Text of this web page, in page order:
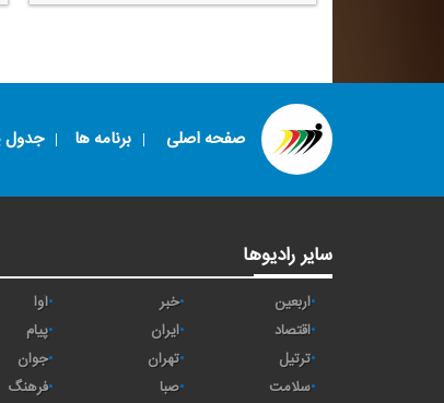
صفحه اصلی برنامه ها
سایر رادیوها
اربعین خبر
آوا
اقتصاد
ايران
پیام
ترتیل
تهران
جوان
سلامت
صبا فرهنگ